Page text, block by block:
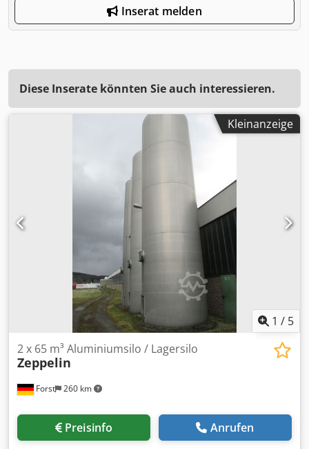
Inserat melden
Diese Inserate könnten Sie auch interessieren.
Kleinanzeige
1 / 5
Forst 260 km
2 x 65 m³ Aluminiumsilo / Lagersilo
Zeppelin
Preisinfo Anrufen